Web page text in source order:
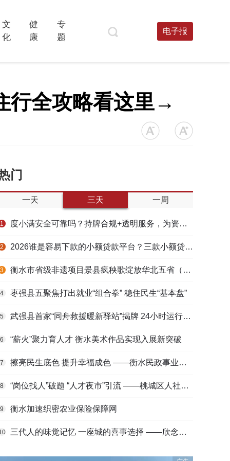
文
化
健
康
专
题
电子报
行全攻略看这里→
门
一天 三天 一周
1 度小满安全可靠吗？持牌合规+透明服务，为资金周转筑牢多重保障
2 2026谁是容易下款的小额贷款平台？三款小额贷款产品全面对比
3 衡水市省级非遗项目景县疯秧歌绽放华北五省（区）市舞蹈大赛舞台
4 枣强县五聚焦打出就业“组合拳” 稳住民生“基本盘”
5 武强县首家“同舟救援暖新驿站”揭牌 24小时运行守护户外劳动者
6 “薪火”聚力育人才 衡水美术作品实现入展新突破
7 擦亮民生底色 提升幸福成色 ——衡水民政事业高质量发展综述
8 “岗位找人”破题 “人才夜市”引流 ——桃城区人社局多维发力促进高校毕业生高质量充分就业
9 衡水加速织密农业保险保障网
三代人的味觉记忆 一座城的喜事选择 ——欣念饺子二十九载匠心传承路